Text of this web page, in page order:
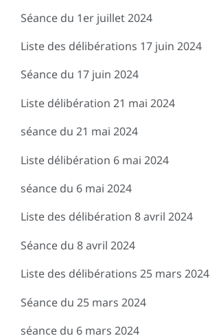
Séance du 1er juillet 2024
Liste des délibérations 17 juin 2024
Séance du 17 juin 2024
Liste délibération 21 mai 2024
séance du 21 mai 2024
Liste délibération 6 mai 2024
séance du 6 mai 2024
Liste des délibération 8 avril 2024
Séance du 8 avril 2024
Liste des délibérations 25 mars 2024
Séance du 25 mars 2024
séance du 6 mars 2024